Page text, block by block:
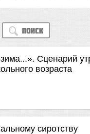
Поиск
Сценарий
возраста
сиротству